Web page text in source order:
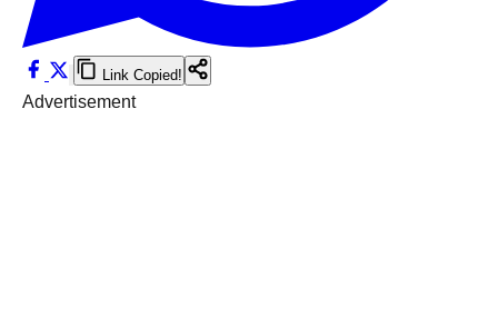
Link Copied!
Advertisement